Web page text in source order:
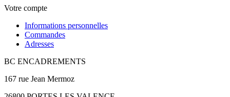
Votre compte
Informations personnelles
Commandes
Adresses
BC ENCADREMENTS
167 rue Jean Mermoz